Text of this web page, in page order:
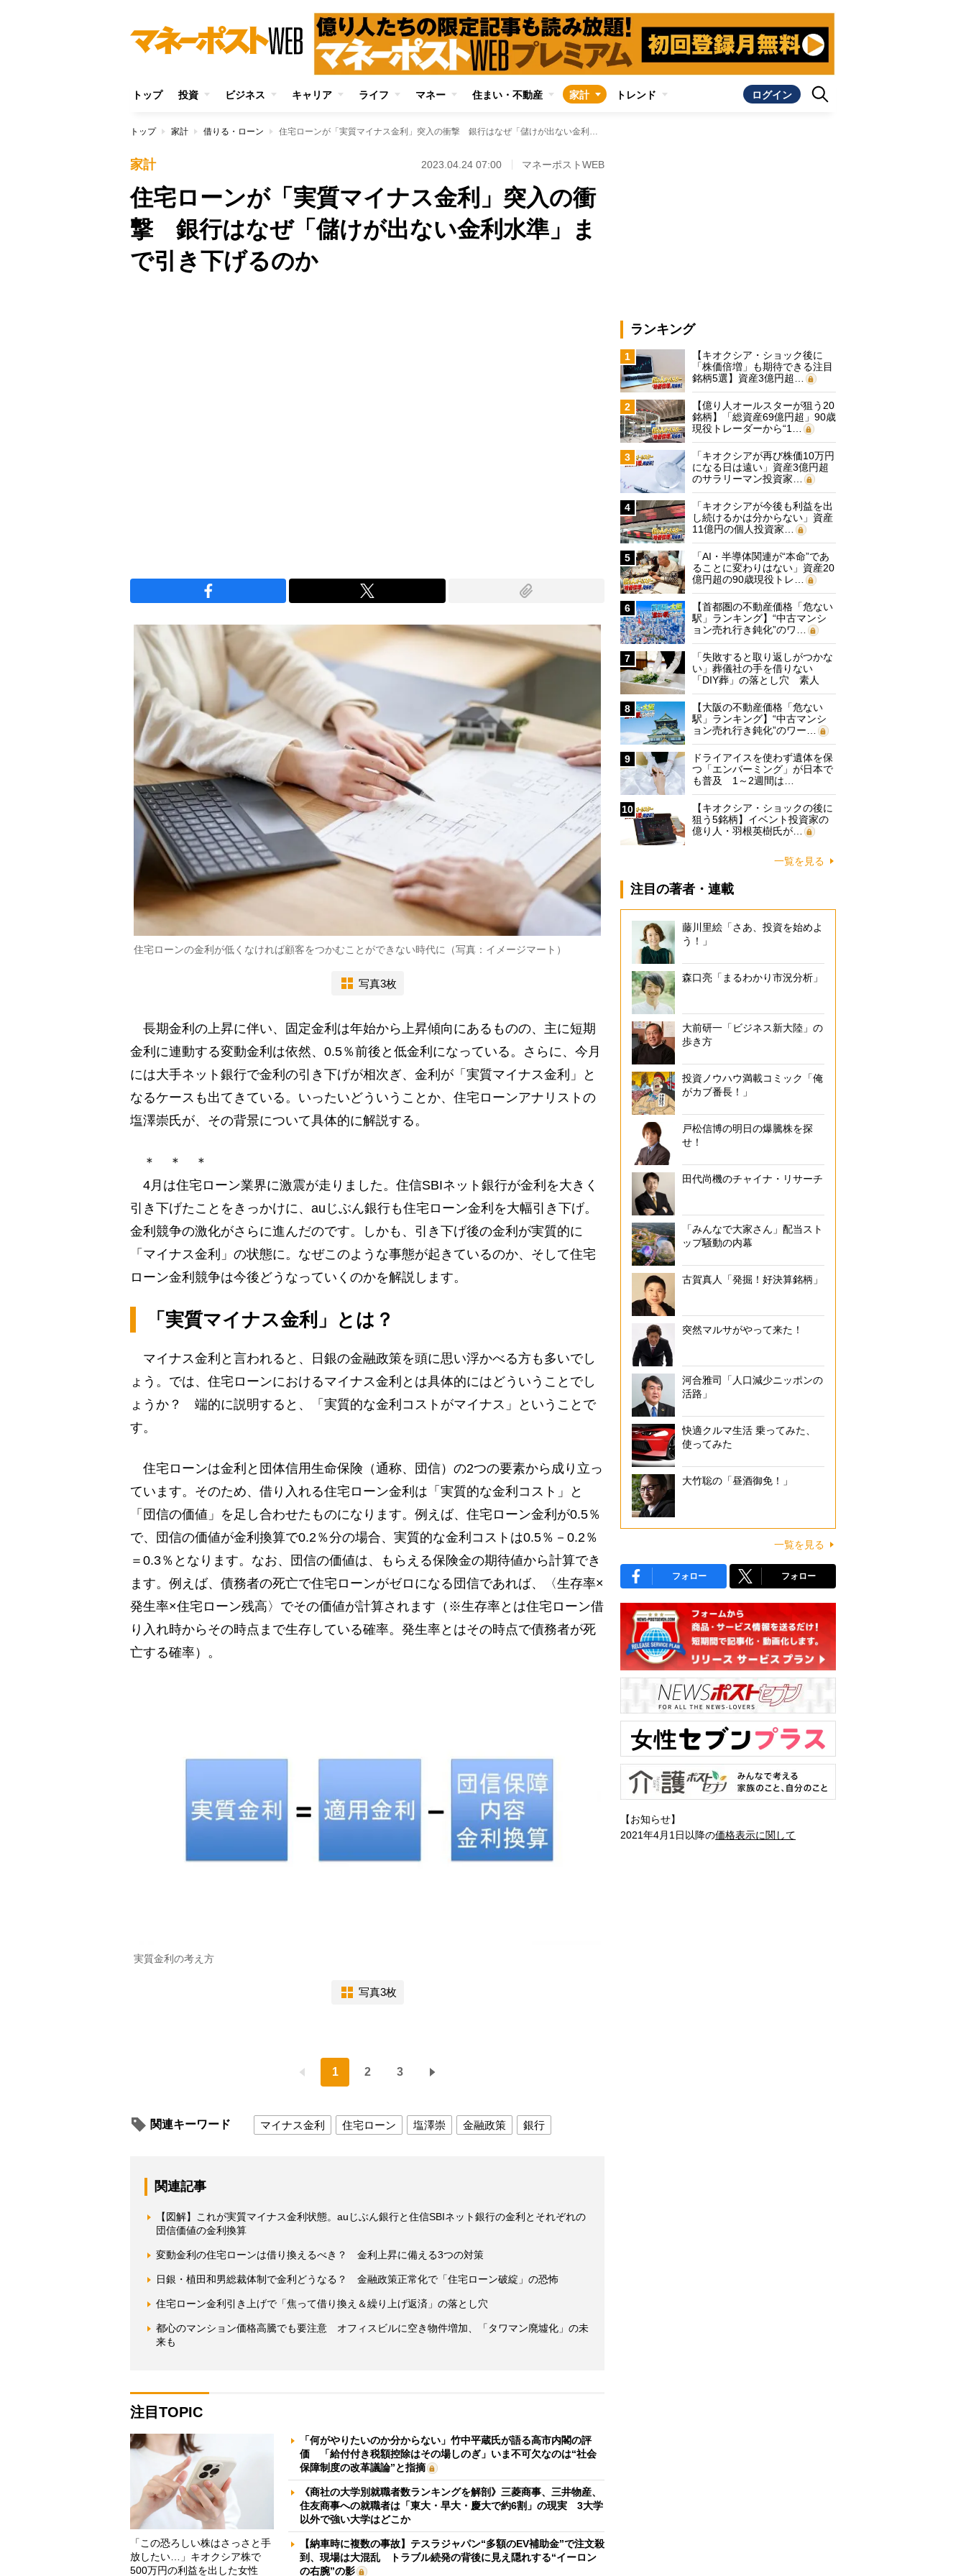
トップ 投資 ビジネス キャリア ライフ マネー 住まい・不動産 家計 トレンド ログイン
トップ 家計 借りる・ローン 住宅ローンが「実質マイナス金利」突入の衝撃 銀行はなぜ「儲けが出ない金利水準」まで引き下げるのか
家計 2023.04.24 07:00 マネーポストWEB
住宅ローンが「実質マイナス金利」突入の衝
撃 銀行はなぜ「儲けが出ない金利水準」ま
で引き下げるのか
住宅ローンの金利が低くなければ顧客をつかむことができない時代に（写真：イメージマート）
写真3枚
長期金利の上昇に伴い、固定金利は年始から上昇傾向にあるものの、主に短期
金利に連動する変動金利は依然、0.5％前後と低金利になっている。さらに、今月
には大手ネット銀行で金利の引き下げが相次ぎ、金利が「実質マイナス金利」と
なるケースも出てきている。いったいどういうことか、住宅ローンアナリストの
塩澤崇氏が、その背景について具体的に解説する。
＊ ＊ ＊
4月は住宅ローン業界に激震が走りました。住信SBIネット銀行が金利を大きく
引き下げたことをきっかけに、auじぶん銀行も住宅ローン金利を大幅引き下げ。
金利競争の激化がさらに進んだのです。しかも、引き下げ後の金利が実質的に
「マイナス金利」の状態に。なぜこのような事態が起きているのか、そして住宅
ローン金利競争は今後どうなっていくのかを解説します。
「実質マイナス金利」とは？
マイナス金利と言われると、日銀の金融政策を頭に思い浮かべる方も多いでし
ょう。では、住宅ローンにおけるマイナス金利とは具体的にはどういうことでし
ょうか？ 端的に説明すると、「実質的な金利コストがマイナス」ということで
す。
住宅ローンは金利と団体信用生命保険（通称、団信）の2つの要素から成り立っ
ています。そのため、借り入れる住宅ローン金利は「実質的な金利コスト」と
「団信の価値」を足し合わせたものになります。例えば、住宅ローン金利が0.5％
で、団信の価値が金利換算で0.2％分の場合、実質的な金利コストは0.5％－0.2％
＝0.3％となります。なお、団信の価値は、もらえる保険金の期待値から計算でき
ます。例えば、債務者の死亡で住宅ローンがゼロになる団信であれば、〈生存率×
発生率×住宅ローン残高〉でその価値が計算されます（※生存率とは住宅ローン借
り入れ時からその時点まで生存している確率。発生率とはその時点で債務者が死
亡する確率）。
実質金利の考え方
写真3枚
1 2 3
関連キーワード マイナス金利 住宅ローン 塩澤崇 金融政策 銀行
関連記事
【図解】これが実質マイナス金利状態。auじぶん銀行と住信SBIネット銀行の金利とそれぞれの
団信価値の金利換算
変動金利の住宅ローンは借り換えるべき？ 金利上昇に備える3つの対策
日銀・植田和男総裁体制で金利どうなる？ 金融政策正常化で「住宅ローン破綻」の恐怖
住宅ローン金利引き上げで「焦って借り換え＆繰り上げ返済」の落とし穴
都心のマンション価格高騰でも要注意 オフィスビルに空き物件増加、「タワマン廃墟化」の未
来も
注目TOPIC
「この恐ろしい株はさっさと手
放したい…」キオクシア株で
500万円の利益を出した女性
「何がやりたいのか分からない」竹中平蔵氏が語る高市内閣の評
価 「給付付き税額控除はその場しのぎ」いま不可欠なのは“社会
保障制度の改革議論”と指摘
《商社の大学別就職者数ランキングを解剖》三菱商事、三井物産、
住友商事への就職者は「東大・早大・慶大で約6割」の現実 3大学
以外で強い大学はどこか
【納車時に複数の事故】テスラジャパン“多額のEV補助金”で注文殺
到、現場は大混乱 トラブル続発の背後に見え隠れする“イーロン
の右腕”の影
ランキング
1
【キオクシア・ショック後に
「株価倍増」も期待できる注目
銘柄5選】資産3億円超…
2
【億り人オールスターが狙う20
銘柄】「総資産69億円超」90歳
現役トレーダーから“1…
3
「キオクシアが再び株価10万円
になる日は遠い」資産3億円超
のサラリーマン投資家…
4
「キオクシアが今後も利益を出
し続けるかは分からない」資産
11億円の個人投資家…
5
「AI・半導体関連が“本命”であ
ることに変わりはない」資産20
億円超の90歳現役トレ…
6
【首都圏の不動産価格「危ない
駅」ランキング】“中古マンシ
ョン売れ行き鈍化”のワ…
7
「失敗すると取り返しがつかな
い」葬儀社の手を借りない
「DIY葬」の落とし穴 素人
に…
8
【大阪の不動産価格「危ない
駅」ランキング】“中古マンシ
ョン売れ行き鈍化”のワー…
9
ドライアイスを使わず遺体を保
つ「エンバーミング」が日本で
も普及 1～2週間は…
10
【キオクシア・ショックの後に
狙う5銘柄】イベント投資家の
億り人・羽根英樹氏が…
一覧を見る
注目の著者・連載
藤川里絵「さあ、投資を始めよ
う！」
森口亮「まるわかり市況分析」
大前研一「ビジネス新大陸」の
歩き方
投資ノウハウ満載コミック「俺
がカブ番長！」
戸松信博の明日の爆騰株を探
せ！
田代尚機のチャイナ・リサーチ
「みんなで大家さん」配当スト
ップ騒動の内幕
古賀真人「発掘！好決算銘柄」
突然マルサがやって来た！
河合雅司「人口減少ニッポンの
活路」
快適クルマ生活 乗ってみた、
使ってみた
大竹聡の「昼酒御免！」
一覧を見る
フォロー フォロー
【お知らせ】
2021年4月1日以降の価格表示に関して